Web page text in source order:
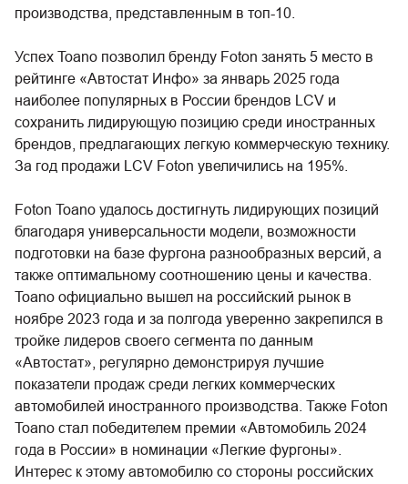
производства, представленным в топ-10.
Успех Toano позволил бренду Foton занять 5 место в
рейтинге «Автостат Инфо» за январь 2025 года
наиболее популярных в России брендов LCV и
сохранить лидирующую позицию среди иностранных
брендов, предлагающих легкую коммерческую технику.
За год продажи LCV Foton увеличились на 195%.
Foton Toano удалось достигнуть лидирующих позиций
благодаря универсальности модели, возможности
подготовки на базе фургона разнообразных версий, а
также оптимальному соотношению цены и качества.
Toano официально вышел на российский рынок в
ноябре 2023 года и за полгода уверенно закрепился в
тройке лидеров своего сегмента по данным
«Автостат», регулярно демонстрируя лучшие
показатели продаж среди легких коммерческих
автомобилей иностранного производства. Также Foton
Toano стал победителем премии «Автомобиль 2024
года в России» в номинации «Легкие фургоны».
Интерес к этому автомобилю со стороны российских